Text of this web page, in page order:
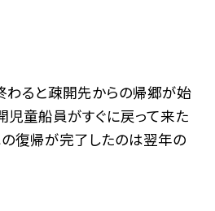
わると疎開先からの帰郷が始
児童船員がすぐに戻って来た
復帰が完了したのは翌年の